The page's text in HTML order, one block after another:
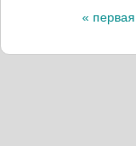
« первая